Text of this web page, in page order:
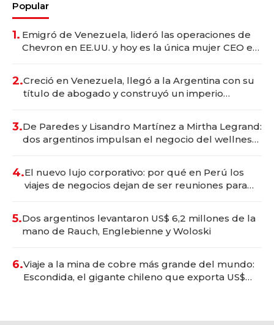
Popular
1. Emigró de Venezuela, lideró las operaciones de
Chevron en EE.UU. y hoy es la única mujer CEO en
2.Creció en Venezuela, llegó a la Argentina con su
título de abogado y construyó un imperio
3.De Paredes y Lisandro Martínez a Mirtha Legrand:
dos argentinos impulsan el negocio del wellness
4.El nuevo lujo corporativo: por qué en Perú los
viajes de negocios dejan de ser reuniones para
5.Dos argentinos levantaron US$ 6,2 millones de la
mano de Rauch, Englebienne y Woloski
6.Viaje a la mina de cobre más grande del mundo:
Escondida, el gigante chileno que exporta US$